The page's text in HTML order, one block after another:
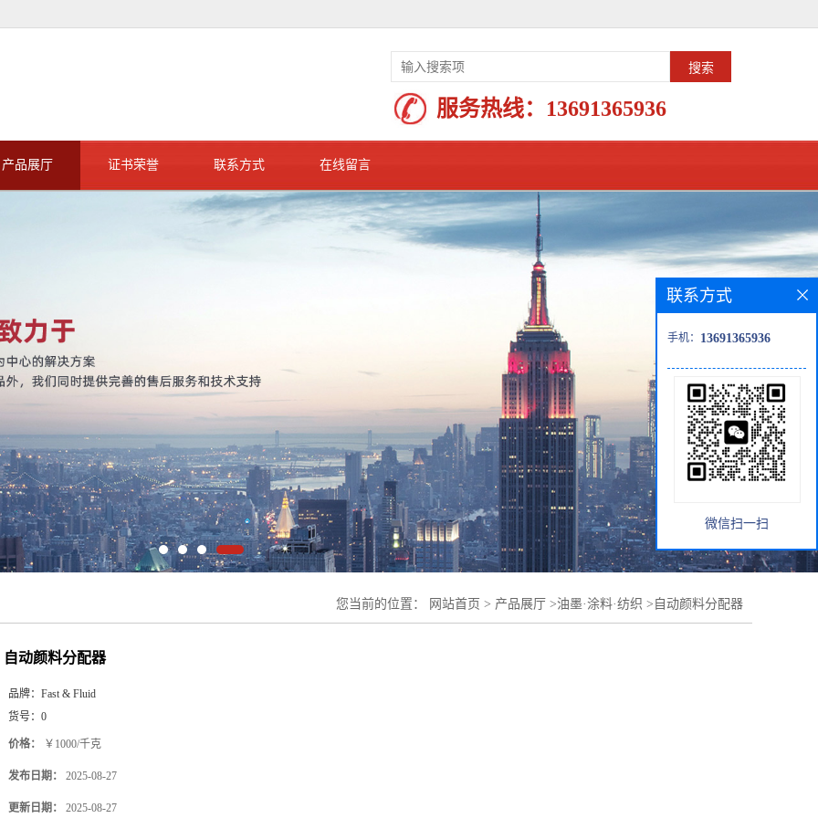
服务热线： 13691365936
产品展厅 证书荣誉 联系方式 在线留言
您当前的位置： 网站首页 > 产品展厅 >油墨·涂料·纺织 > 自动颜料分配器
自动颜料分配器
品牌： Fast & Fluid
货号： 0
价格： ￥1000/千克
发布日期： 2025-08-27
更新日期： 2025-08-27
联系方式
手机： 13691365936
微信扫一扫